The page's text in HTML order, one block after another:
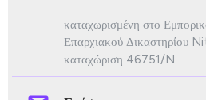
καταχωρισμένη στο
Επαρχιακού Δικαστηρίου
καταχώριση 46751/N